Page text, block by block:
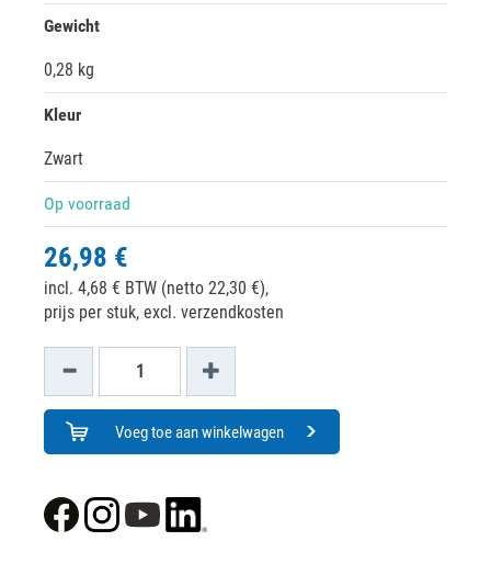
Gewicht
0,28 kg
Kleur
Zwart
Op voorraad
26,98 €
incl. 4,68 € BTW (netto 22,30 €),
prijs per stuk, excl. verzendkosten
Voeg toe aan winkelwagen